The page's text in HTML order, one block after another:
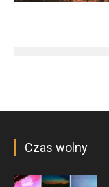
Czas wolny